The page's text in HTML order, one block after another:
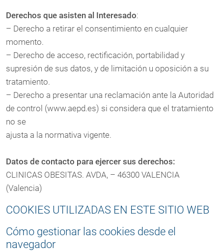
Derechos que asisten al Interesado:
– Derecho a retirar el consentimiento en cualquier
momento.
– Derecho de acceso, rectificación, portabilidad y
supresión de sus datos, y de limitación u oposición a su
tratamiento.
– Derecho a presentar una reclamación ante la Autoridad
de control (www.aepd.es) si considera que el tratamiento
no se
ajusta a la normativa vigente.
Datos de contacto para ejercer sus derechos:
CLINICAS OBESITAS. AVDA, – 46300 VALENCIA
(Valencia)
COOKIES UTILIZADAS EN ESTE SITIO WEB
Cómo gestionar las cookies desde el
navegador